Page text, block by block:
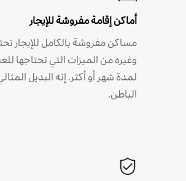
أماكن إقامة مفروشة للإيجار
مساكن مفروشة بالكامل للإيجار
وغيره من الميزات التي تحتاجها
لمدة شهر أو أكثر. إنه البديل
الباطن.